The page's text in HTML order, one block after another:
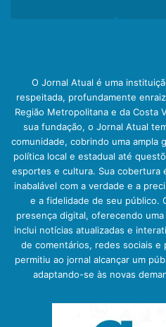
O Jornal Atual é uma
respeitada, profundamente
Região Metropolitana e da Costa
sua fundação, o Jornal Atual
comunidade, cobrindo uma ampla
política local e estadual até
esportes e cultura. Sua cobertura
inabalável com a verdade e a
e a fidelidade de seu público.
presença digital, oferecendo
inclui notícias atualizadas e
de comentários, redes sociais e
permitiu ao jornal alcançar um
adaptando-se às novas